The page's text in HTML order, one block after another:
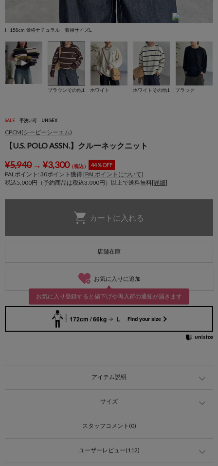
H 158cm 骨格ナチュラル 着用サイズL
ブラウンその他1 ホワイト ホワイトその他1 ブラック
SALE 手洗い可 UNISEX
CPCM(シーピーシーエム)
【U.S. POLO ASSN.】クルーネックニット
¥5,940→ ¥3,300（税込） 44％OFF
PALポイント: 30ポイント獲得 [PALポイントについて]
税込5,000円（予約商品は税込3,000円）以上で送料無料[詳細]
店舗在庫
お気に入りに追加
お気に入り登録すると値下げや再入荷の通知が届きます
172cm / 66kg L Find your size
アイテム説明
サイズ
スタッフコメント(0)
ユーザーレビュー(112)